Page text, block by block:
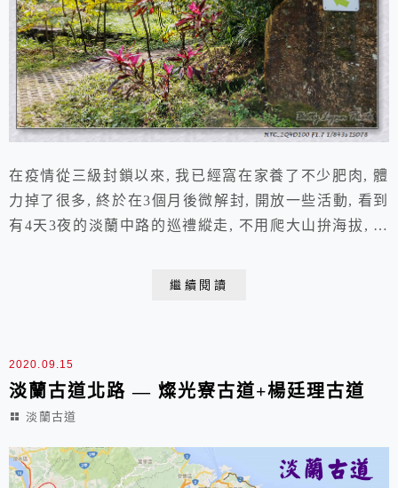
在疫情從三級封鎖以來, 我已經窩在家養了不少肥肉, 體
力掉了很多, 終於在3個月後微解封, 開放一些活動, 看到
有4天3夜的淡蘭中路的巡禮縱走, 不用爬大山拚海拔, 行
繼續閱讀
2020.09.15
淡蘭古道北路 — 燦光寮古道+楊廷理古道
淡蘭古道